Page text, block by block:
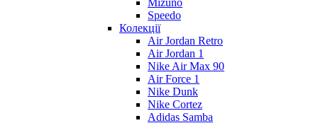
Speedo
Колекції
Air Jordan Retro
Air Jordan 1
Nike Air Max 90
Air Force 1
Nike Dunk
Nike Cortez
Adidas Samba